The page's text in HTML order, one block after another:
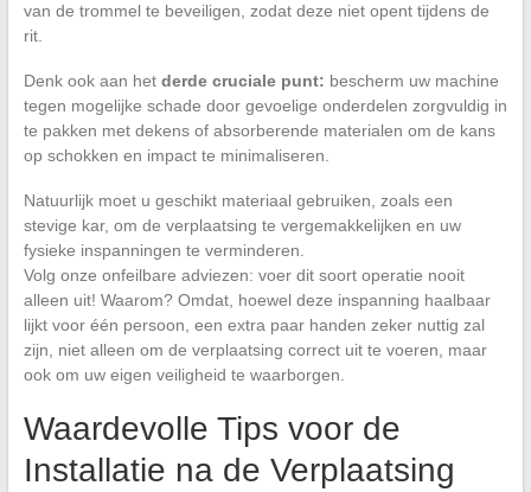
van de trommel te beveiligen, zodat deze niet opent tijdens de
rit.
Denk ook aan het derde cruciale punt: bescherm uw machine
tegen mogelijke schade door gevoelige onderdelen zorgvuldig in
te pakken met dekens of absorberende materialen om de kans
op schokken en impact te minimaliseren.
Natuurlijk moet u geschikt materiaal gebruiken, zoals een
stevige kar, om de verplaatsing te vergemakkelijken en uw
fysieke inspanningen te verminderen.
Volg onze onfeilbare adviezen: voer dit soort operatie nooit
alleen uit! Waarom? Omdat, hoewel deze inspanning haalbaar
lijkt voor één persoon, een extra paar handen zeker nuttig zal
zijn, niet alleen om de verplaatsing correct uit te voeren, maar
ook om uw eigen veiligheid te waarborgen.
Waardevolle Tips voor de
Installatie na de Verplaatsing